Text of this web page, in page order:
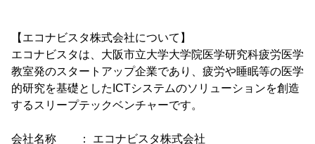
【エコナビスタ株式会社について】
エコナビスタは、大阪市立大学大学院医学研究科疲労医学
教室発のスタートアップ企業であり、疲労や睡眠等の医学
的研究を基礎としたICTシステムのソリューションを創造
するスリープテックベンチャーです。
会社名称 ： エコナビスタ株式会社